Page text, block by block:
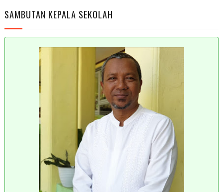
SAMBUTAN KEPALA SEKOLAH